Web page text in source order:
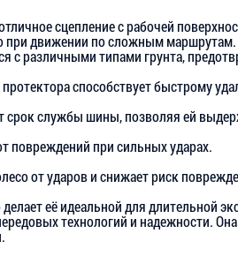
сцепление с рабочей
при движении по сложным маршрутам.
с различными типами грунта,
способствует быстрому
срок службы шины, позволяя ей
повреждений при сильных ударах.
от ударов и снижает риск
её идеальной для длительной
технологий и надежности.